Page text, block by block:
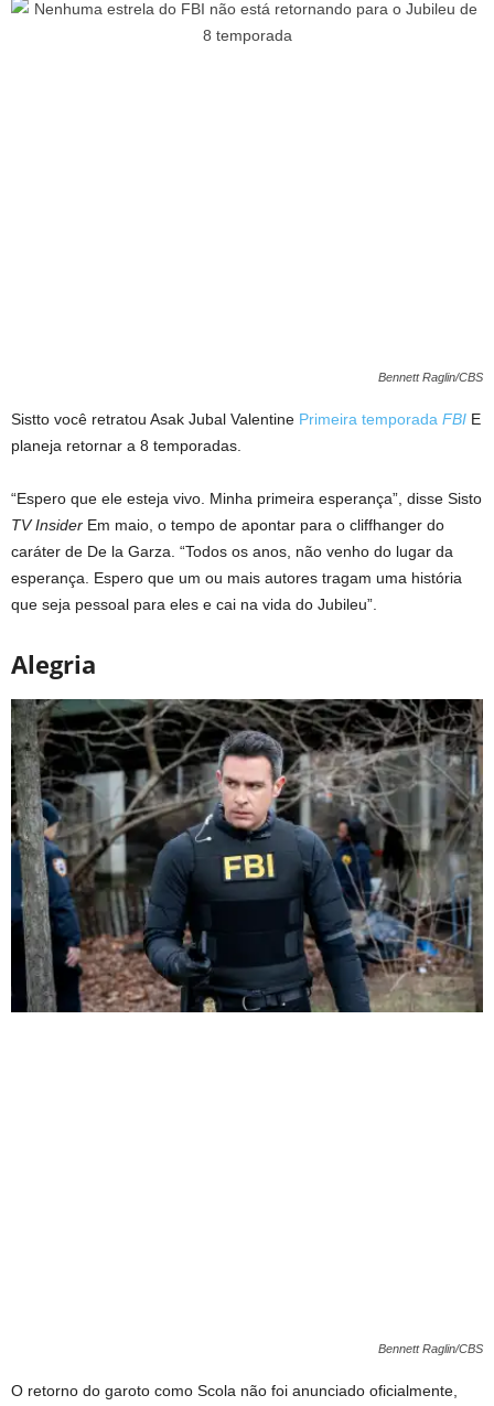
Bennett Raglin/CBS
Sistto você retratou Asak Jubal Valentine Primeira temporada FBI E
planeja retornar a 8 temporadas.
“Espero que ele esteja vivo. Minha primeira esperança”, disse Sisto
TV Insider Em maio, o tempo de apontar para o cliffhanger do
caráter de De la Garza. “Todos os anos, não venho do lugar da
esperança. Espero que um ou mais autores tragam uma história
que seja pessoal para eles e cai na vida do Jubileu”.
Alegria
Bennett Raglin/CBS
O retorno do garoto como Scola não foi anunciado oficialmente,